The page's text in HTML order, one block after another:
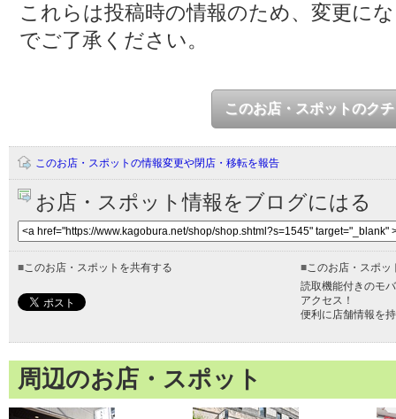
これらは投稿時の情報のため、変更に
でご了承ください。
このお店・スポットのク
このお店・スポットの情報変更や閉店・移転を報告
お店・スポット情報をブログにはる
■このお店・スポットを共有する ■このお店・スポッ
読取機能付きのモ
アクセス！
便利に店舗情報を
周辺のお店・スポット